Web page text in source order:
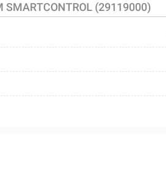
(29119000)